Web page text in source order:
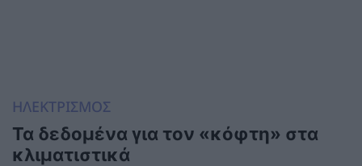
ΗΛΕΚΤΡΙΣΜΟΣ
Τα δεδομένα για τον «κόφτη» στα
κλιματιστικά